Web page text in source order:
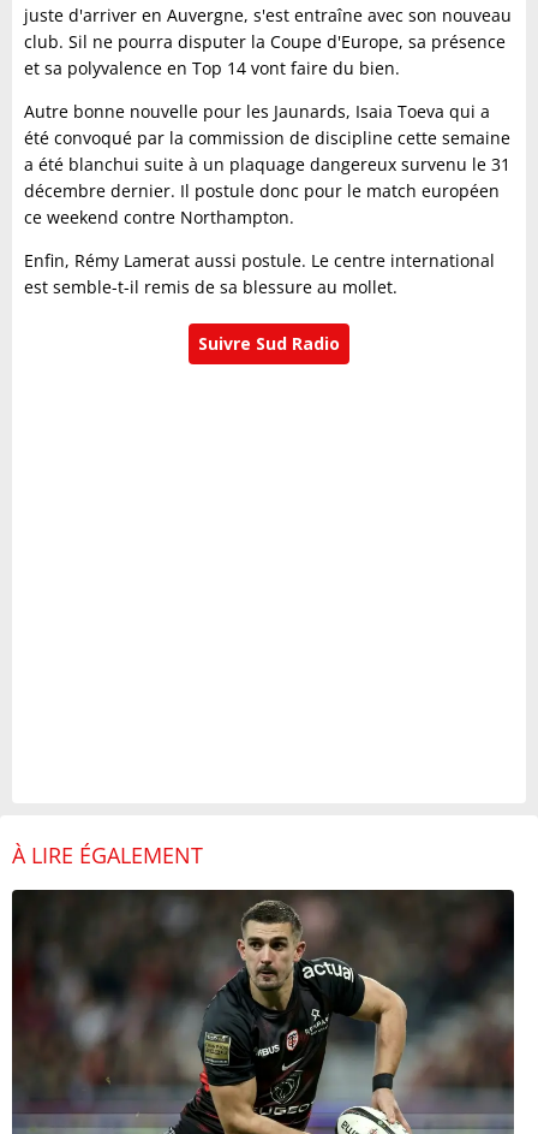
juste d'arriver en Auvergne, s'est entraîne avec son nouveau
club. Sil ne pourra disputer la Coupe d'Europe, sa présence
et sa polyvalence en Top 14 vont faire du bien.
Autre bonne nouvelle pour les Jaunards, Isaia Toeva qui a
été convoqué par la commission de discipline cette semaine
a été blanchui suite à un plaquage dangereux survenu le 31
décembre dernier. Il postule donc pour le match européen
ce weekend contre Northampton.
Enfin, Rémy Lamerat aussi postule. Le centre international
est semble-t-il remis de sa blessure au mollet.
Suivre Sud Radio
À LIRE ÉGALEMENT